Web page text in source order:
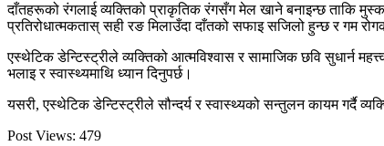
दाँतहरूको रंगलाई व्यक्तिको प्राकृतिक रंगसँग मेल खाने बनाइन्छ ताकि
प्रतिरोधात्मकतास् सही रङ मिलाउँदा दाँतको सफाइ सजिलो हुन्छ र गम
एस्थेटिक डेन्टिस्ट्रीले व्यक्तिको आत्मविश्वास र सामाजिक छवि सुधार्न
भलाइ र स्वास्थ्यमाथि ध्यान दिनुपर्छ।
यसरी, एस्थेटिक डेन्टिस्ट्रीले सौन्दर्य र स्वास्थ्यको सन्तुलन कायम गर्दै
Post Views: 479